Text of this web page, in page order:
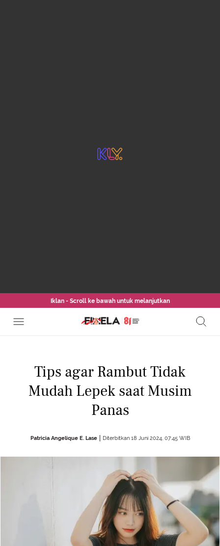
Iklan - Scroll ke bawah untuk melanjutkan
Tips agar Rambut Tidak
Mudah Lepek saat Musim
Panas
Patricia Angelique E. Lase Diterbitkan 18 Juni 2024, 07:45 WIB